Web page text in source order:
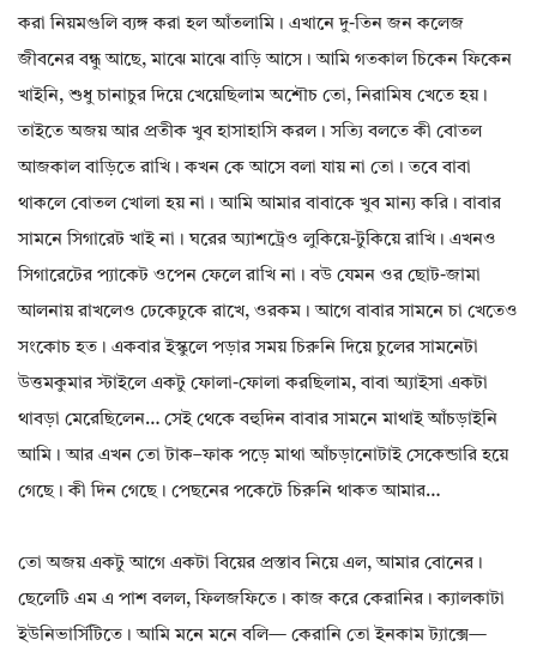
করা নিয়মগুলি ব্যঙ্গ করা হল আঁতলামি। এখানে দু-তিন জন কলেজ
জীবনের বন্ধু আছে, মাঝে মাঝে বাড়ি আসে। আমি গতকাল চিকেন ফিকেন
খাইনি, শুধু চানাচুর দিয়ে খেয়েছিলাম অশৌচ তো, নিরামিষ খেতে হয়।
তাইতে অজয় আর প্রতীক খুব হাসাহাসি করল। সত্যি বলতে কী বোতল
আজকাল বাড়িতে রাখি। কখন কে আসে বলা যায় না তো। তবে বাবা
থাকলে বোতল খোলা হয় না। আমি আমার বাবাকে খুব মান্য করি। বাবার
সামনে সিগারেট খাই না। ঘরের অ্যাশট্রেও লুকিয়ে-টুকিয়ে রাখি। এখনও
সিগারেটের প্যাকেট ওপেন ফেলে রাখি না। বউ যেমন ওর ছোট-জামা
আলনায় রাখলেও ঢেকেঢুকে রাখে, ওরকম। আগে বাবার সামনে চা খেতেও
সংকোচ হত। একবার ইস্কুলে পড়ার সময় চিরুনি দিয়ে চুলের সামনেটা
উত্তমকুমার স্টাইলে একটু ফোলা-ফোলা করছিলাম, বাবা অ্যাইসা একটা
থাবড়া মেরেছিলেন… সেই থেকে বহুদিন বাবার সামনে মাথাই আঁচড়াইনি
আমি। আর এখন তো টাক–ফাক পড়ে মাথা আঁচড়ানোটাই সেকেন্ডারি হয়ে
গেছে। কী দিন গেছে। পেছনের পকেটে চিরুনি থাকত আমার…
তো অজয় একটু আগে একটা বিয়ের প্রস্তাব নিয়ে এল, আমার বোনের।
ছেলেটি এম এ পাশ বলল, ফিলজফিতে। কাজ করে কেরানির। ক্যালকাটা
ইউনিভার্সিটিতে। আমি মনে মনে বলি— কেরানি তো ইনকাম ট্যাক্সে—